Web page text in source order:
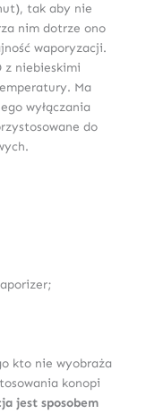
tak aby nie
nim dotrze ono
waporyzacji.
z niebieskimi
Ma
wyłączania
do
kto nie wyobraża
konopi
jest sposobem